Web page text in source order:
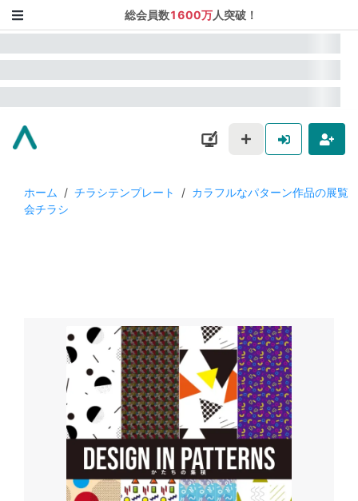
総会員数1600万人突破！
ホーム / チラシテンプレート / カラフルなパターン作品の展覧
会チラシ